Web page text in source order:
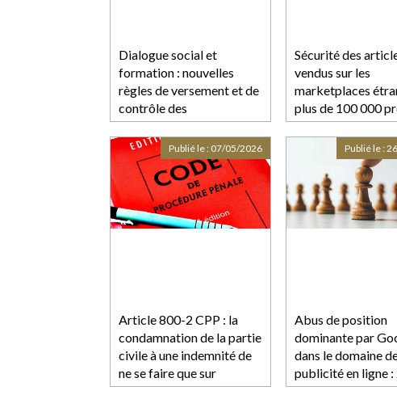
Dialogue social et
formation : nouvelles
règles de versement et de
contrôle des
contributions
conventionnelles
Sécurité des
vendus sur les
marketplaces
plus de 100 000
retirés du marché
Article 800-2 CPP : la
condamnation de la partie
civile à une indemnité de
ne se faire que sur
réquisition du procureur
Publié le : 07/05/2026
Abus de position
dominante par
dans le domaine
publicité en ligne :
milliards d'euros
Publié le :